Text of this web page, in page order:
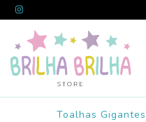
Toalhas Gigantes